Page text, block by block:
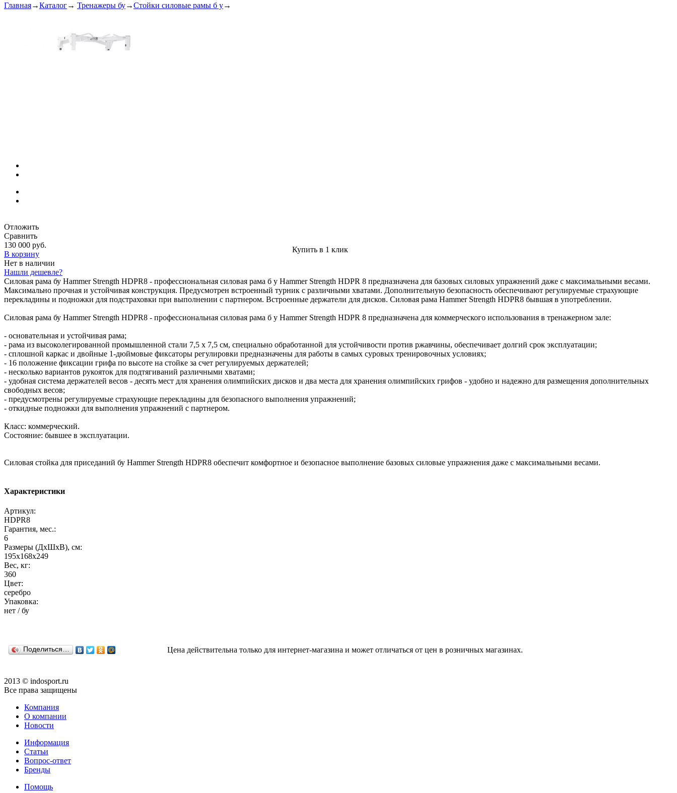
Главная→Каталог→ Тренажеры бу→Стойки силовые рамы б у→
Отложить
Сравнить
130 000 руб.
В корзину
Купить в 1 клик
Нет в наличии
Нашли дешевле?
Силовая рама бу Hammer Strength HDPR8 - профессиональная силовая рама б у Hammer Strength HDPR 8 предназначена для базовых силовых упражнений даже с максимальными весами.
Максимально прочная и устойчивая конструкция. Предусмотрен встроенный турник с различными хватами. Дополнительную безопасность обеспечивают регулируемые страхующие
перекладины и подножки для подстраховки при выполнении с партнером. Встроенные держатели для дисков. Силовая рама Hammer Strength HDPR8 бывшая в употреблении.
Силовая рама бу Hammer Strength HDPR8 - профессиональная силовая рама б у Hammer Strength HDPR 8 предназначена для коммерческого использования в тренажерном зале:
- основательная и устойчивая рама;
- рама из высоколегированной промышленной стали 7,5 x 7,5 см, специально обработанной для устойчивости против ржавчины, обеспечивает долгий срок эксплуатации;
- сплошной каркас и двойные 1-дюймовые фиксаторы регулировки предназначены для работы в самых суровых тренировочных условиях;
- 16 положение фиксации грифа по высоте на стойке за счет регулируемых держателей;
- несколько вариантов рукояток для подтягиваний различными хватами;
- удобная система держателей весов - десять мест для хранения олимпийских дисков и два места для хранения олимпийских грифов - удобно и надежно для размещения дополнительных
свободных весов;
- предусмотрены регулируемые страхующие перекладины для безопасного выполнения упражнений;
- откидные подножки для выполнения упражнений с партнером.
Класс: коммерческий.
Состояние: бывшее в эксплуатации.
Силовая стойка для приседаний бу Hammer Strength HDPR8 обеспечит комфортное и безопасное выполнение базовых силовые упражнения даже с максимальными весами.
Характеристики
Артикул:
HDPR8
Гарантия, мес.:
6
Размеры (ДхШхВ), см:
195x168x249
Вес, кг:
360
Цвет:
серебро
Упаковка:
нет / бу
Поделиться… Цена действительна только для интернет-магазина и может отличаться от цен в розничных магазинах.
2013 © indosport.ru
Все права защищены
Компания
О компании
Новости
Информация
Статьи
Вопрос-ответ
Бренды
Помощь